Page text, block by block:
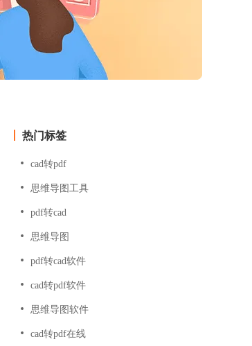
热门标签
cad转pdf
思维导图工具
pdf转cad
思维导图
pdf转cad软件
cad转pdf软件
思维导图软件
cad转pdf在线